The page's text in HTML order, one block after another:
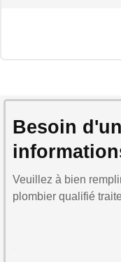
Besoin
Veuillez à bien
plombier qualifié